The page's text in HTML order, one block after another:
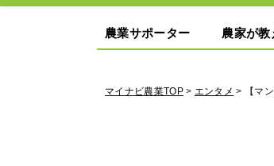
農業サポーター 農家が教
マイナビ農業TOP> エンタメ > 【マ